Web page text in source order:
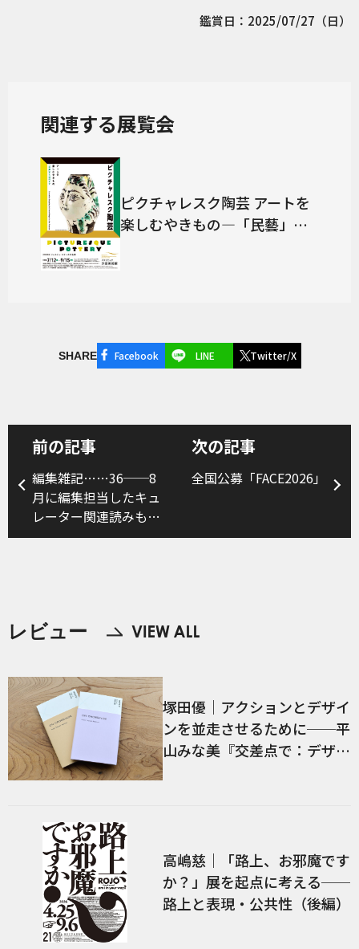
鑑賞日：2025/07/27（日）
関連する展覧会
ピクチャレスク陶芸 アートを
楽しむやきもの―「民藝」か
SHARE Facebook LINE Twitter/X
前の記事
編集雑記……36──8
月に編集担当したキュ
レーター関連読みもの
について
次の記事
全国公募「FACE2026」
レビュー
塚田優｜アクションとデザイ
ンを並走させるために──平
山みな美『交差点で：デザイ
ン、言語、経験』／前編
高嶋慈｜「路上、お邪魔です
か？」展を起点に考える──
路上と表現・公共性（後編）